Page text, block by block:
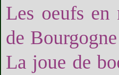
Les oeufs en
de
La joue de